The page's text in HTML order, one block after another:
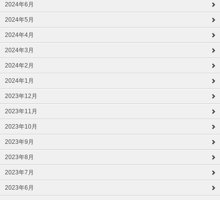
2024年6月
2024年5月
2024年4月
2024年3月
2024年2月
2024年1月
2023年12月
2023年11月
2023年10月
2023年9月
2023年8月
2023年7月
2023年6月